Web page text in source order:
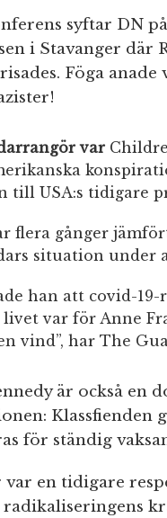
syftar DN
i Stavanger där
Föga
var
till USA:s tidigare
flera gånger
situation under
han att covid-
livet var för Anne
vind”, har The
är också en
Klassfienden
för ständig
var en tidigare